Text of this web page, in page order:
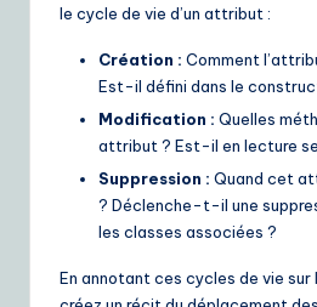
le cycle de vie d’un attribut :
Création : Comment
Est-il défini dans le
Modification : Quelles
attribut ? Est-il en lecture
Suppression : Quand cet
? Déclenche-t-il une
les classes associées ?
En annotant ces cycles de vie sur